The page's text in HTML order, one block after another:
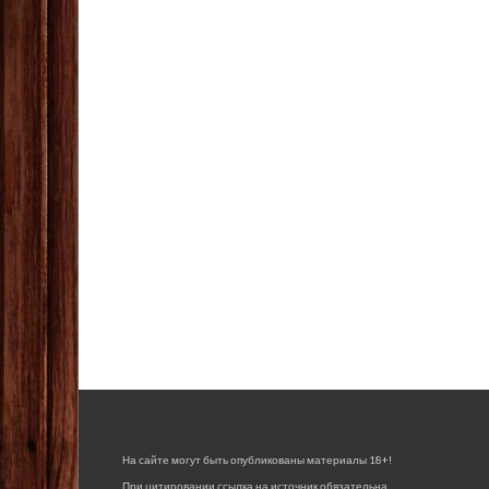
На сайте могут быть опубликованы материалы 18+!
При цитировании ссылка на источник обязательна.